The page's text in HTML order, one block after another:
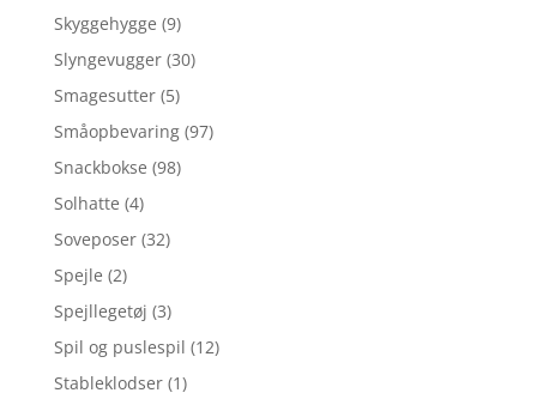
Skyggehygge (9)
Slyngevugger (30)
Smagesutter (5)
Småopbevaring (97)
Snackbokse (98)
Solhatte (4)
Soveposer (32)
Spejle (2)
Spejllegetøj (3)
Spil og puslespil (12)
Stableklodser (1)